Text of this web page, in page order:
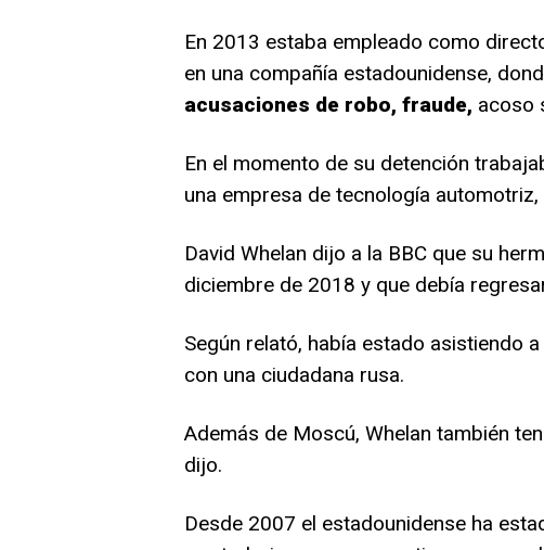
En 2013 estaba empleado como
en una compañía estadounidense,
acusaciones de robo, fraude, acoso
En el momento de su detención
una empresa de tecnología
David Whelan dijo a la BBC que su
diciembre de 2018 y que debía
Según relató, había estado asistiendo
con una ciudadana rusa.
Además de Moscú, Whelan también
dijo.
Desde 2007 el estadounidense ha